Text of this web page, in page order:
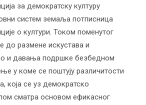
за демократску културу
систем земаља потписница
о култури. Током поменутог
до размене искустава и
и давања подршке безбедном
у коме се поштују различитости
која се уз демократско
сматра основом ефикасног